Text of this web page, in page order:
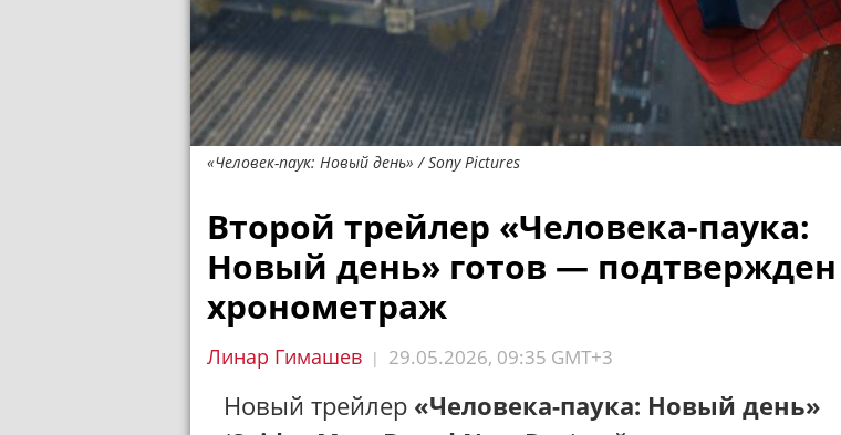
«Человек-паук: Новый день» / Sony Pictures
Второй трейлер «Человека-паука:
Новый день» готов — подтвержден
хронометраж
Линар Гимашев | 29.05.2026, 09:35 GMT+3
Новый трейлер «Человека-паука: Новый день»